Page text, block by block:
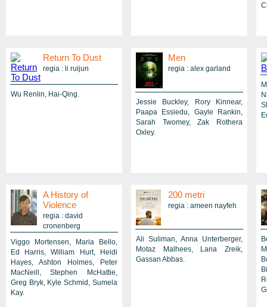
Return To Dust
regia : li ruijun
Wu Renlin, Hai-Qing.
Men
regia : alex garland
Jessie Buckley, Rory Kinnear,
Paapa Essiedu, Gayle Rankin,
Sarah Twomey, Zak Rothera
Oxley.
A History of
Violence
regia : david
cronenberg
Viggo Mortensen, Maria Bello,
Ed Harris, William Hurt, Heidi
Hayes, Ashton Holmes, Peter
MacNeill, Stephen McHattie,
Greg Bryk, Kyle Schmid, Sumela
Kay.
200 metri
regia : ameen nayfeh
Ali Suliman, Anna Unterberger,
Motaz Malhees, Lana Zreik,
Gassan Abbas.